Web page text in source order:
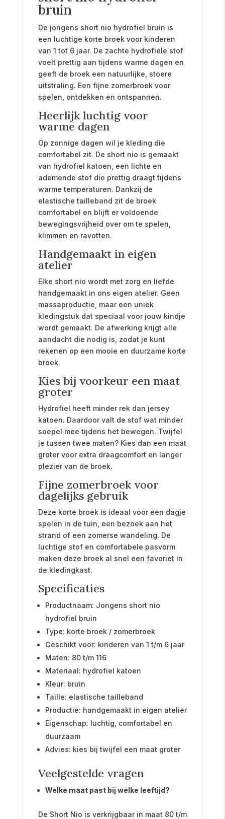
bruin
De jongens short nio hydrofiel bruin is
een luchtige korte broek voor kinderen
van 1 tot 6 jaar. De zachte hydrofiele stof
voelt prettig aan tijdens warme dagen en
geeft de broek een natuurlijke, stoere
uitstraling. Een fijne zomerbroek voor
spelen, ontdekken en ontspannen.
Heerlijk luchtig voor
warme dagen
Op zonnige dagen wil je kleding die
comfortabel zit. De short nio is gemaakt
van hydrofiel katoen, een lichte en
ademende stof die prettig draagt tijdens
warme temperaturen. Dankzij de
elastische tailleband zit de broek
comfortabel en blijft er voldoende
bewegingsvrijheid over om te spelen,
klimmen en ravotten.
Handgemaakt in eigen
atelier
Elke short nio wordt met zorg en liefde
handgemaakt in ons eigen atelier. Geen
massaproductie, maar een uniek
kledingstuk dat speciaal voor jouw kindje
wordt gemaakt. De afwerking krijgt alle
aandacht die nodig is, zodat je kunt
rekenen op een mooie en duurzame korte
broek.
Kies bij voorkeur een maat
groter
Hydrofiel heeft minder rek dan jersey
katoen. Daardoor valt de stof wat minder
soepel mee tijdens het bewegen. Twijfel
je tussen twee maten? Kies dan een maat
groter voor extra draagcomfort en langer
plezier van de broek.
Fijne zomerbroek voor
dagelijks gebruik
Deze korte broek is ideaal voor een dagje
spelen in de tuin, een bezoek aan het
strand of een zomerse wandeling. De
luchtige stof en comfortabele pasvorm
maken deze broek al snel een favoriet in
de kledingkast.
Specificaties
Productnaam: Jongens short nio
hydrofiel bruin
Type: korte broek / zomerbroek
Geschikt voor: kinderen van 1 t/m 6 jaar
Maten: 80 t/m 116
Materiaal: hydrofiel katoen
Kleur: bruin
Taille: elastische tailleband
Productie: handgemaakt in eigen atelier
Eigenschap: luchtig, comfortabel en
duurzaam
Advies: kies bij twijfel een maat groter
Veelgestelde vragen
Welke maat past bij welke leeftijd?
De Short Nio is verkrijgbaar in maat 80 t/m